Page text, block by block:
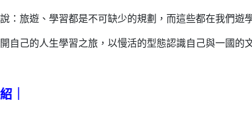
：旅遊、學習都是不可缺少的規劃，而這些都在我們遊
自己的人生學習之旅，以慢活的型態認識自己與一國的
｜